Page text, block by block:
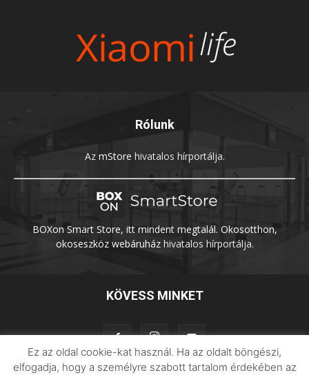
Rólunk
Az mStore hivatalos hírportálja.
BOXon Smart Store, itt mindent megtalál. Okosotthon,
okoseszköz webáruházhivatalos hírportálja.
KÖVESS MINKET
Ez az oldal cookie-kat használ. Ha az oldalt böngészi,
elfogadja, hogy a személyre szabott tartalom érdekében az